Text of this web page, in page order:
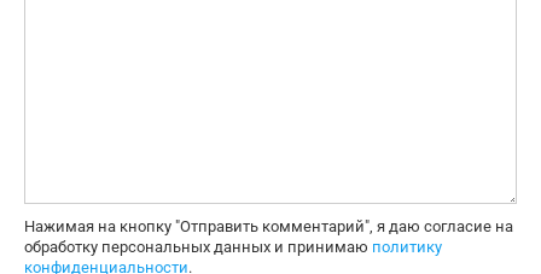
Нажимая на кнопку "Отправить комментарий", я даю согласие на
обработку персональных данных и принимаю политику
конфиденциальности.